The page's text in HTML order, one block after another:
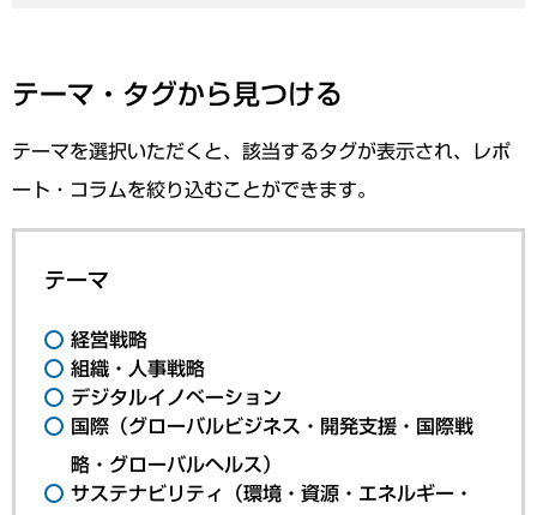
テーマ・タグから見つける
テーマを選択いただくと、該当するタグが表示され、レポ
ート・コラムを絞り込むことができます。
テーマ
経営戦略
組織・人事戦略
デジタルイノベーション
国際（グローバルビジネス・開発支援・国際戦
略・グローバルヘルス）
サステナビリティ（環境・資源・エネルギー・